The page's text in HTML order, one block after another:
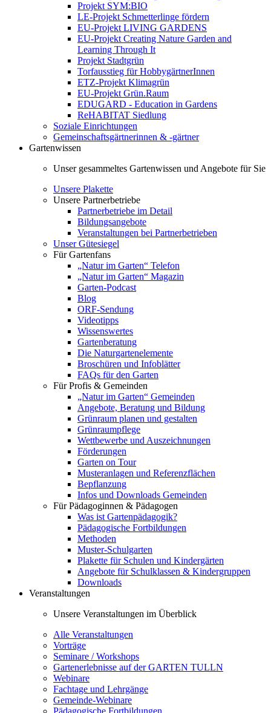
Projekt SYM:BIO
LE-Projekt Schmetterlinge fördern
EU-Projekt LIVING GARDENS
EU-Projekt Creating Nature Garden and
Learning Through It
Projekt Stadtgrün
Torfausstieg für HobbygärtnerInnen
ETZ-Projekt Klimagrün
EU-Projekt Grün.Raum
EDUGARD - Education in Gardens
ReHABITAT Siedlung
Soziale Einrichtungen
Gemeinschaftsgärtnerinnen & -gärtner
Gartenwissen
Unser gesammeltes Gartenwissen und Angebote für Sie
Unsere Plakette
Unsere Partnerbetriebe
Partnerbetriebe im Detail
Bildungsangebote
Veranstaltungen bei Partnerbetrieben
Unser Gütesiegel
Für Gartenfans
„Natur im Garten“ Telefon
„Natur im Garten“ Magazin
Garten-Podcast
Blog
ORF-Sendung
Videotipps
Wissenswertes
Gartenberatung
Die Naturgartenelemente
Broschüren und Infoblätter
FAQs für den Garten
Für Profis & Gemeinden
„Natur im Garten“ Gemeinden
Angebote, Beratung und Bildung
Grünraum planen und gestalten
Grünraumpflege
Wettbewerbe und Auszeichnungen
Förderungen
Garten on Tour
Musteranlagen und Referenzflächen
Bepflanzung
Infos und Downloads Gemeinden
Für Pädagoginnen & Pädagogen
Was ist Gartenpädagogik?
Pädagogische Fortbildungen
Methoden
Muster-Schulgarten
Plakette für Schulen und Kindergärten
Angebote für Schulklassen & Kindergruppen
Downloads
Veranstaltungen
Unsere Veranstaltungen im Überblick
Alle Veranstaltungen
Vorträge
Seminare / Workshops
Gartenerlebnisse auf der GARTEN TULLN
Webinare
Fachtage und Lehrgänge
Gemeinde-Webinare
Pädagogische Fortbildungen